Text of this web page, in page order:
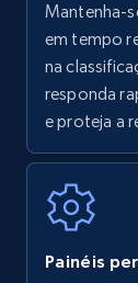
Amazon
URL,
rating
Author
Mantenha-
em tempo
na
responda
e proteja a
Painéis